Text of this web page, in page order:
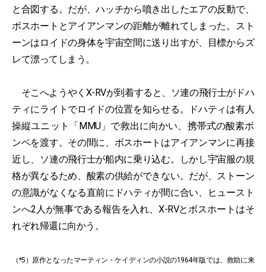
と合図する。だが、ハッチから噴き出したエアの反動で、
ボスホートとアイアンマンの距離が離れてしまった。スト
ーンはロイドの身体を宇宙空間に送り出すが、目標からズ
レて漂ってしまう。
そこへようやくX-RVが到着すると、ソ連の飛行士がドハ
ティにライトでロイドの位置を知らせる。ドハティは有人
操縦ユニット「MMU」で救出に向かい、携帯式の酸素ボ
ンベを渡す。その間に、ボスホートはアイアンマンに再接
近し、ソ連の飛行士が船内に乗り込む。しかし宇宙服の規
格が異なるため、酸素の供給ができない。だが、ストーン
の意識がなくなる直前にドハティが間に合い、ヒュースト
ンへ2人が無事である報告を入れ、X-RVとボスホートはそ
れぞれ帰還に向かう。
（*5）原作となったマーティン・ケイディンの小説の1964年版では、救助に来